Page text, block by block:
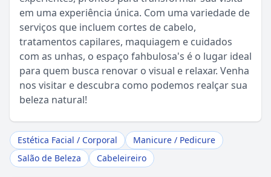
em uma experiência única. Com uma variedade de
serviços que incluem cortes de cabelo,
tratamentos capilares, maquiagem e cuidados
com as unhas, o espaço fahbulosa's é o lugar ideal
para quem busca renovar o visual e relaxar. Venha
nos visitar e descubra como podemos realçar sua
beleza natural!
Estética Facial / Corporal
Manicure / Pedicure
Salão de Beleza
Cabeleireiro
Sou Turista em Águas da Prata
Sou Morador